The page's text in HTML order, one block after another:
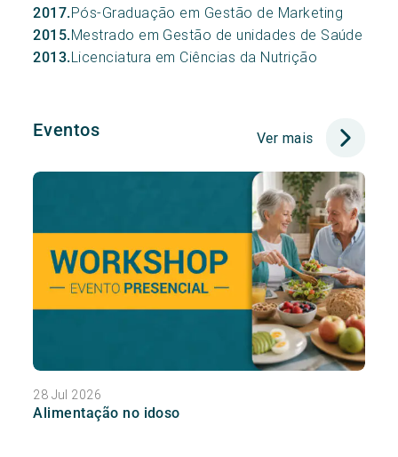
2017.Pós-Graduação em Gestão de Marketing
2015.Mestrado em Gestão de unidades de Saúde
2013.Licenciatura em Ciências da Nutrição
Eventos Ver mais
28 Jul 2026
Alimentação no idoso